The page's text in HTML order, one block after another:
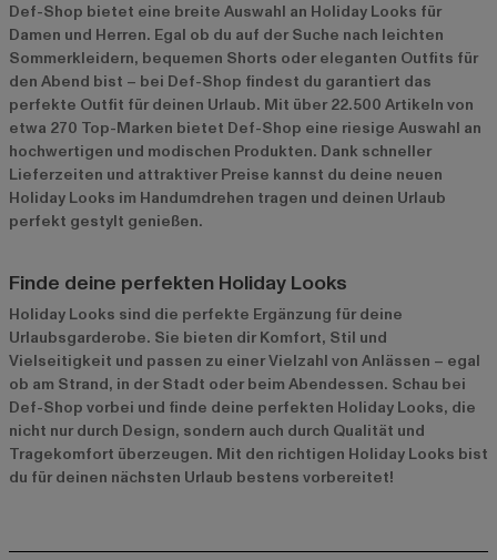
Def-Shop bietet eine breite Auswahl an Holiday Looks für
Damen und Herren. Egal ob du auf der Suche nach leichten
Sommerkleidern, bequemen Shorts oder eleganten Outfits für
den Abend bist – bei Def-Shop findest du garantiert das
perfekte Outfit für deinen Urlaub. Mit über 22.500 Artikeln von
etwa 270 Top-Marken bietet Def-Shop eine riesige Auswahl an
hochwertigen und modischen Produkten. Dank schneller
Lieferzeiten und attraktiver Preise kannst du deine neuen
Holiday Looks im Handumdrehen tragen und deinen Urlaub
perfekt gestylt genießen.
Finde deine perfekten Holiday Looks
Holiday Looks sind die perfekte Ergänzung für deine
Urlaubsgarderobe. Sie bieten dir Komfort, Stil und
Vielseitigkeit und passen zu einer Vielzahl von Anlässen – egal
ob am Strand, in der Stadt oder beim Abendessen. Schau bei
Def-Shop vorbei und finde deine perfekten Holiday Looks, die
nicht nur durch Design, sondern auch durch Qualität und
Tragekomfort überzeugen. Mit den richtigen Holiday Looks bist
du für deinen nächsten Urlaub bestens vorbereitet!